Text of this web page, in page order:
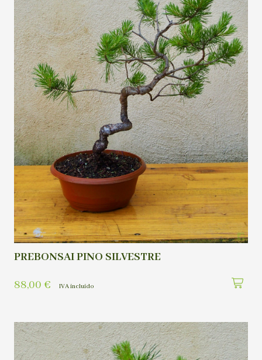
PREBONSAI PINO SILVESTRE
88,00 € IVA incluído